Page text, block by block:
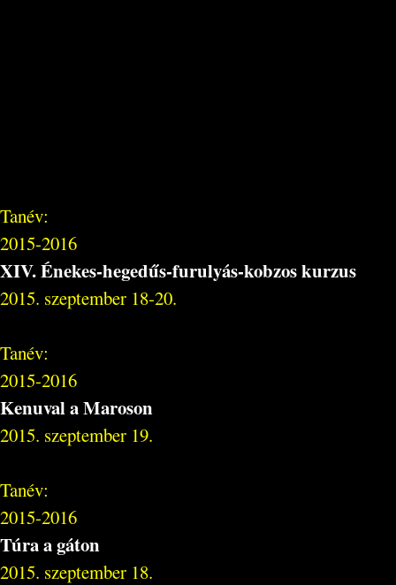
Tanév:
2015-2016
XIV. Énekes-hegedűs-furulyás-kobzos kurzus
2015. szeptember 18-20.
Tanév:
2015-2016
Kenuval a Maroson
2015. szeptember 19.
Tanév:
2015-2016
Túra a gáton
2015. szeptember 18.